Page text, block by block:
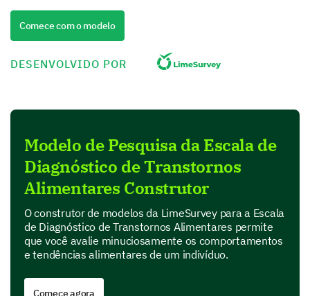
Performance
In this section, we are interested in your perspective
on specific features of our product.
Which features of our product do you find most
useful? (Select all that apply)
Feature A
Feature C
Comece com o modelo
DESENVOLVIDO POR
Modelo de Pesquisa da Escala de
Diagnóstico de Transtornos
Alimentares Construtor
O construtor de modelos da LimeSurvey para a Escala
de Diagnóstico de Transtornos Alimentares permite
que você avalie minuciosamente os comportamentos
e tendências alimentares de um indivíduo.
Comece agora